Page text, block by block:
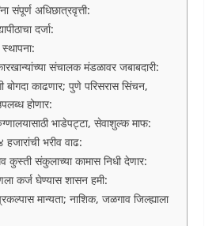
संपूर्ण अधिछात्रवृत्ती:
दर्जा:
संचालक मंडळावर जबाबदारी:
बोगदा काढणार; पुणे परिसरास सिंचन,
होणार:
भाडेपट्टा, सेवाशुल्क माफ:
हजारांची भरीव वाढ:
कुस्ती संकुलाच्या कामास निधी देणार:
कर्ज घेण्यास शासन हमी:
मान्यता; नाशिक, जळगाव जिल्ह्याला